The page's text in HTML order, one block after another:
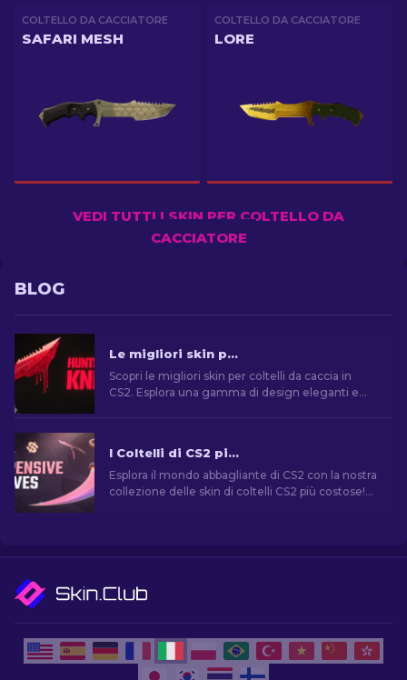
COLTELLO DA CACCIATORE
SAFARI MESH
COLTELLO DA CACCIATORE
LORE
VEDI TUTTI I SKIN PER COLTELLO DA
CACCIATORE
BLOG
Le migliori skin per il coltello da cacciatore in CS2 [2026]
Scopri le migliori skin per coltelli da caccia in
CS2. Esplora una gamma di design eleganti e
I Coltelli di CS2 più costosi [2026]
Esplora il mondo abbagliante di CS2 con la nostra
collezione delle skin di coltelli CS2 più costose!